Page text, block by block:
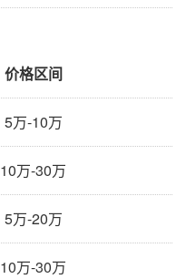
价格区间
5万-10万
10万-30万
5万-20万
10万-30万